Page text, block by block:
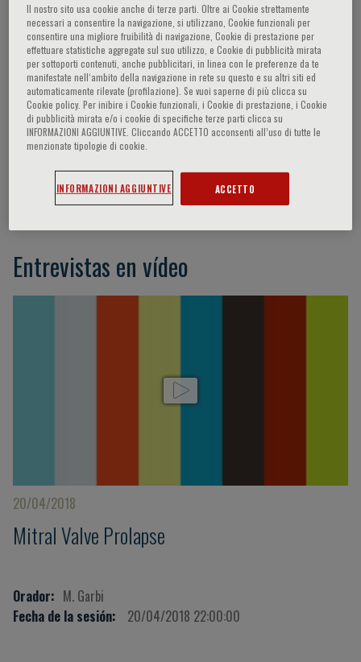
Ottavio,Badano Luigi,Basso Cristina,Thiene
Gaetano,La Canna Giovanni,Iliceto Sabino,
Muraru Denisa,- -,Di Mario Carlo, Judge Daniel
P.,Corrado Domenico,Marino Paolo, Latib
Azeem,Tarantini Giuseppe,Corradi Domenico,
Tajik J. A.,Kisslo J. A.,Levine R. A.,Delling F.
N.,Garbi M.,Norris R: A.,
Nguyen K.,Latib M. A., Fraccaro C.,
Zoghbi W. A.,Lee A. P. W.
Entrevistas en vídeo
20/04/2018
Mitral Valve Prolapse
Orador: M. Garbi
Fecha de la sesión:
20/04/2018 22:00:00
Il nostro sito usa cookie anche di terze parti. Oltre ai Cookie strettamente
necessari a consentire la navigazione, si utilizzano, Cookie funzionali per
consentire una migliore fruibilità di navigazione, Cookie di prestazione per
effettuare statistiche aggregate sul suo utilizzo, e Cookie di pubblicità mirata
per sottoporti contenuti, anche pubblicitari, in linea con le preferenze da te
manifestate nell‘ambito della navigazione in rete su questo e su altri siti ed
automaticamente rilevate (profilazione). Se vuoi saperne di più clicca su
Cookie policy. Per inibire i Cookie funzionali, i Cookie di prestazione, i Cookie
di pubblicità mirata e/o i cookie di specifiche terze parti clicca su
INFORMAZIONI AGGIUNTIVE. Cliccando ACCETTO acconsenti all’uso di tutte le
menzionate tipologie di cookie.
INFORMAZIONI AGGIUNTIVE ACCETTO